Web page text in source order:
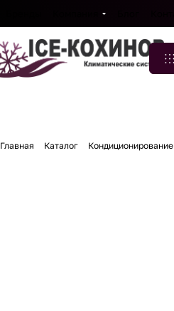
Главная Каталог Кондиционирование